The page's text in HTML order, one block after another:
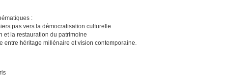
:
pas vers la démocratisation culturelle
et la restauration du patrimoine
entre héritage millénaire et vision contemporaine.